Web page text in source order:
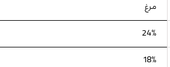
مرغ
24%
18%